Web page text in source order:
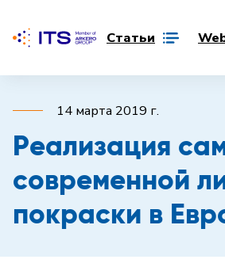
Статьи
14 марта 2019 г.
Реализация
современной
покраски в